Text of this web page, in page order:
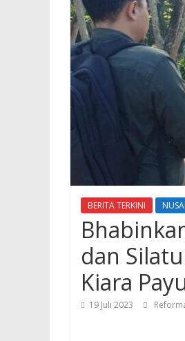
BERITA TERKINI
dan
Kiara
19 Juli 2023